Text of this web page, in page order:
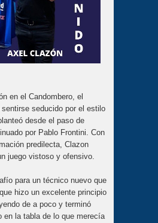
en el Candombero, el
seducido por el estilo
desde el paso de
por Pablo Frontini. Con
predilecta, Clazon
juego vistoso y ofensivo.
para un técnico nuevo que
hizo un excelente principio
de a poco y terminó
en la tabla de lo que merecía